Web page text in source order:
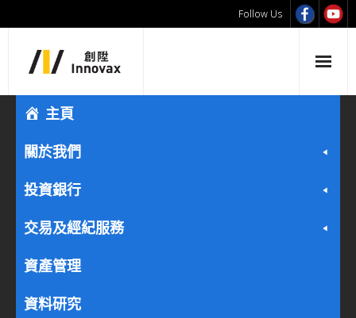
Follow Us
主頁
關於我們
投資銀行
交易及經紀服務
資產管理
資料研究